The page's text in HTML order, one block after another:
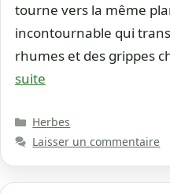
tourne vers la même
incontournable qui
rhumes et des grippes
suite
Catégories
Herbes
Laisser un commentaire